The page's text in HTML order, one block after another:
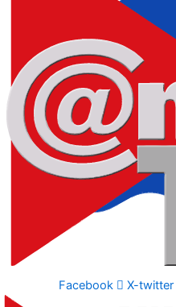
Facebook X-twitter